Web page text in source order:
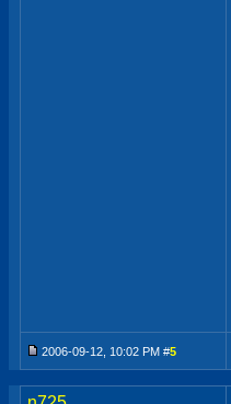
2006-09-12, 10:02 PM #5